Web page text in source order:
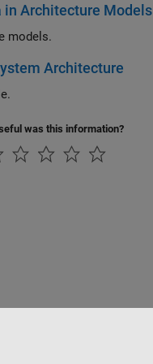
in Architecture Models
models.
Architecture
was this information?